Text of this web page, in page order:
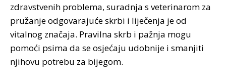
zdravstvenih problema, suradnja s veterinarom za
pružanje odgovarajuće skrbi i liječenja je od
vitalnog značaja. Pravilna skrb i pažnja mogu
pomoći psima da se osjećaju udobnije i smanjiti
njihovu potrebu za bijegom.